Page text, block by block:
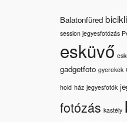
Balatonfüred bicikli
session jegyesfotózás
esküvő
gadgetfoto gyerekek
hold ház jegyesfotók
fotózás kastély